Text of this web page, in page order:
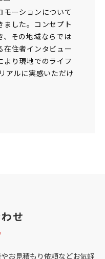
モーションについて
ました。コンセプト
、その地域ならでは
在住者インタビュー
より現地でのライフ
アルに実感いただけ
せ
お見積もり依頼などお気軽